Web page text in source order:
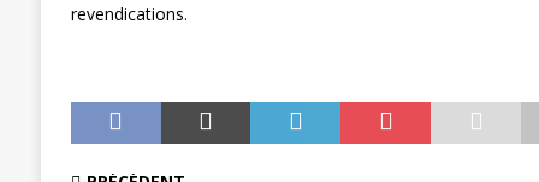
revendications.